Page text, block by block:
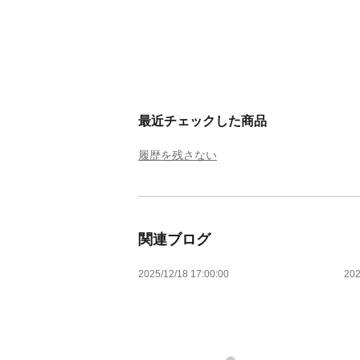
最近チェックした商品
履歴を残さない
関連ブログ
2025/12/18 17:00:00